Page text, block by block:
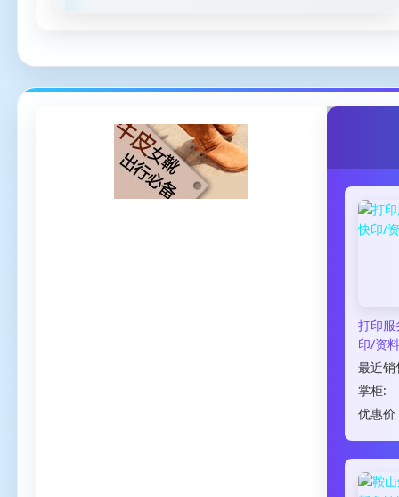
打印
印/资
最近销
掌柜:
优惠价